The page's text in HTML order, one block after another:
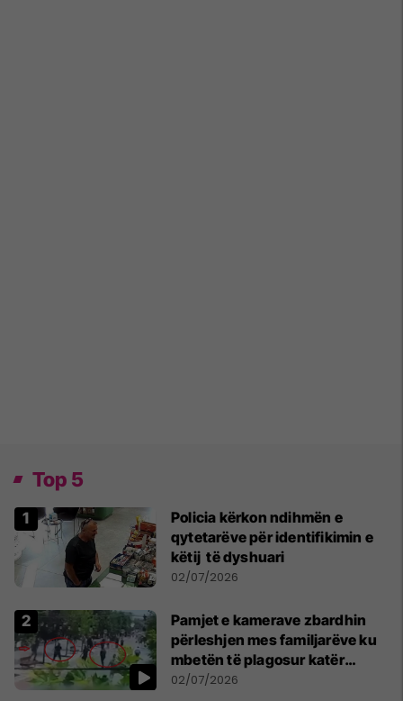
Top 5
Policia kërkon ndihmën e
qytetarëve për identifikimin e
këtij të dyshuari
02/07/2026
Pamjet e kamerave zbardhin
përleshjen mes familjarëve ku
mbetën të plagosur katër
persona
02/07/2026